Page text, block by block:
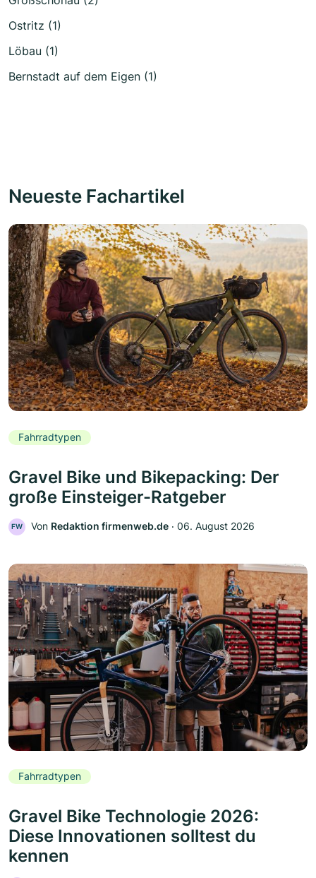
Ostritz (1)
Löbau (1)
Bernstadt auf dem Eigen (1)
Neueste Fachartikel
Fahrradtypen
Gravel Bike und Bikepacking: Der
große Einsteiger-Ratgeber
FW Von Redaktion firmenweb.de ‧ 06. August 2026
Fahrradtypen
Gravel Bike Technologie 2026:
Diese Innovationen solltest du
kennen